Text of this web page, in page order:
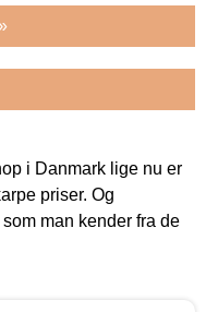
i Danmark lige nu er
priser. Og
som man kender fra de